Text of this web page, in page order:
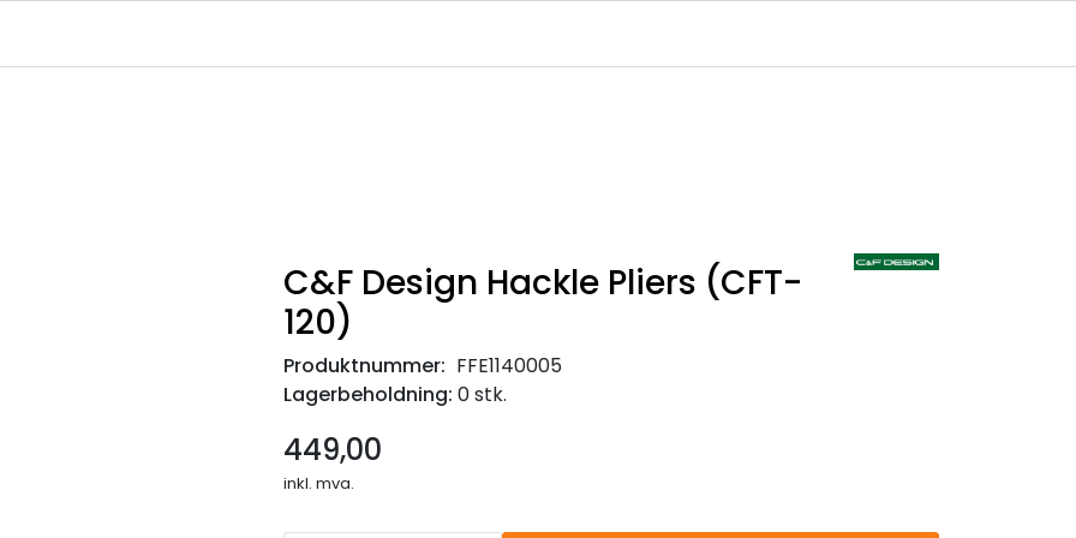
C&F Design Hackle Pliers (CFT-
120)
Produktnummer: FFE1140005
Lagerbeholdning: 0 stk.
449,00
inkl. mva.